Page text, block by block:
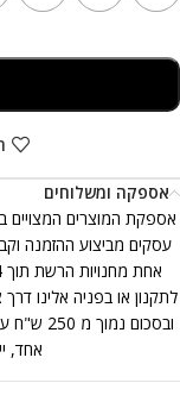
אספקה ומשלוחים
עסקים מביצוע ההזמנה
אחד,